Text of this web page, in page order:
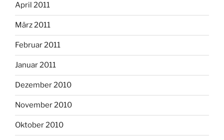
April 2011
März 2011
Februar 2011
Januar 2011
Dezember 2010
November 2010
Oktober 2010